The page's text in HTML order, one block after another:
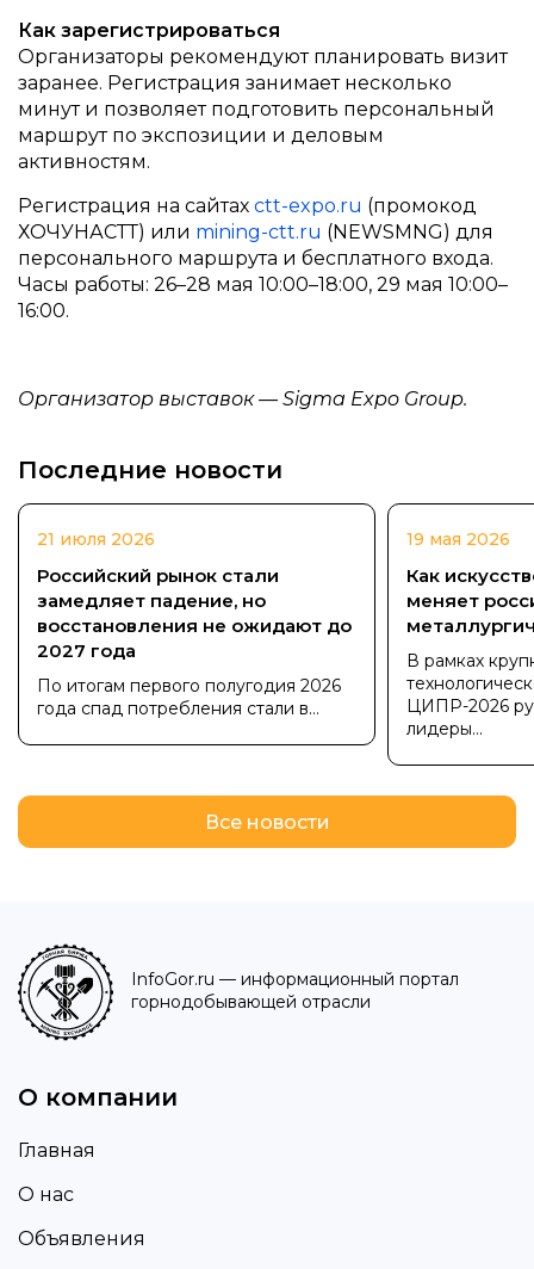
Как зарегистрироваться
Организаторы рекомендуют планировать визит
заранее. Регистрация занимает несколько
минут и позволяет подготовить персональный
маршрут по экспозиции и деловым
активностям.
Регистрация на сайтах ctt-expo.ru (промокод
ХОЧУНАСТТ) или mining-ctt.ru (NEWSMNG) для
персонального маршрута и бесплатного входа.
Часы работы: 26–28 мая 10:00–18:00, 29 мая 10:00–
16:00.
Организатор выставок — Sigma Expo Group.
Последние новости
21 июля 2026
Российский рынок стали
замедляет падение, но
восстановления не ожидают до
2027 года
По итогам первого полугодия 2026
года спад потребления стали в...
19 мая 2026
Как
меняет
В рамках
ЦИПР-2026
лидеры...
Все новости
InfoGor.ru — информационный портал
горнодобывающей отрасли
О компании
Главная
О нас
Объявления